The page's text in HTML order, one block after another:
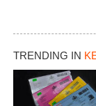
TRENDING IN